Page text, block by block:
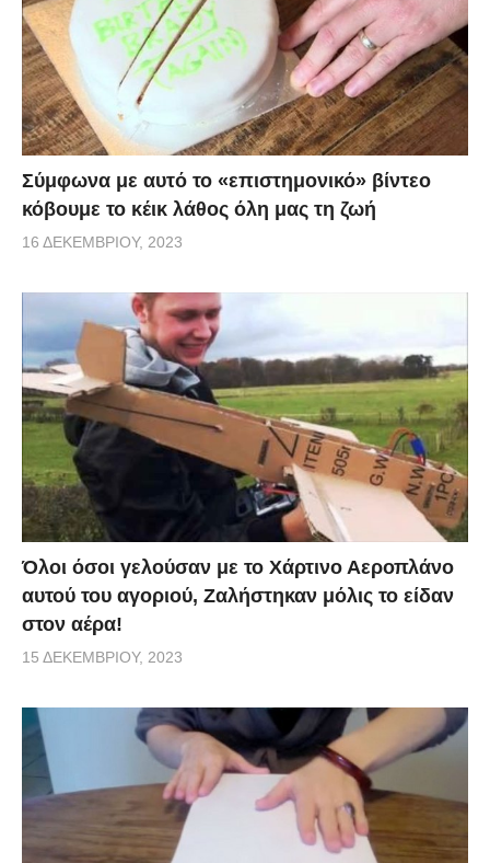
Σύμφωνα με αυτό το «επιστημονικό» βίντεο
κόβουμε το κέικ λάθος όλη μας τη ζωή
16 ΔΕΚΕΜΒΡΊΟΥ, 2023
Όλοι όσοι γελούσαν με το Χάρτινο Αεροπλάνο
αυτού του αγοριού, Ζαλήστηκαν μόλις το είδαν
στον αέρα!
15 ΔΕΚΕΜΒΡΊΟΥ, 2023